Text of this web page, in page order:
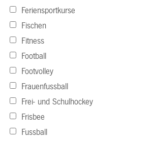
Feriensportkurse
Fischen
Fitness
Football
Footvolley
Frauenfussball
Frei- und Schulhockey
Frisbee
Fussball